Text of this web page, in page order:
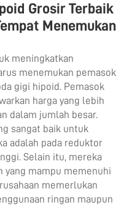
Grosir Terbaik
Menemukan
meningkatkan
menemukan pemasok
gigi hipoid. Pemasok
harga yang lebih
dalam jumlah besar.
sangat baik untuk
adalah pada reduktor
Selain itu, mereka
yang mampu memenuhi
memerlukan
ringan maupun